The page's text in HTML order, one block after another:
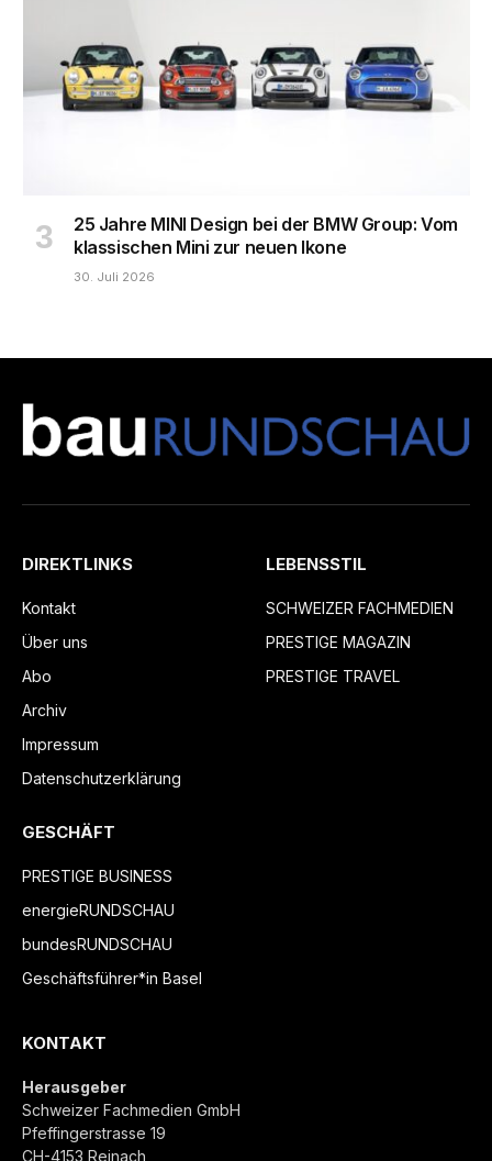
25 Jahre MINI Design bei der BMW Group: Vom
klassischen Mini zur neuen Ikone
30. Juli 2026
DIREKTLINKS
Kontakt
Über uns
Abo
Archiv
Impressum
Datenschutzerklärung
LEBENSSTIL
SCHWEIZER FACHMEDIEN
PRESTIGE MAGAZIN
PRESTIGE TRAVEL
GESCHÄFT
PRESTIGE BUSINESS
energieRUNDSCHAU
bundesRUNDSCHAU
Geschäftsführer*in Basel
KONTAKT
Herausgeber
Schweizer Fachmedien GmbH
Pfeffingerstrasse 19
CH-4153 Reinach